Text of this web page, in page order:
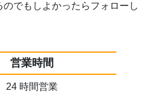
のでもしよかったらフォローし
営業時間
24 時間営業